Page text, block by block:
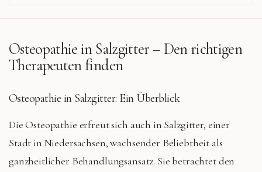
Osteopathie inSalzgitter– Den richtigen
Therapeuten finden
Osteopathie in Salzgitter: Ein Überblick
Die Osteopathie erfreut sich auch in Salzgitter, einer
Stadt in Niedersachsen, wachsender Beliebtheit als
ganzheitlicher Behandlungsansatz. Sie betrachtet den